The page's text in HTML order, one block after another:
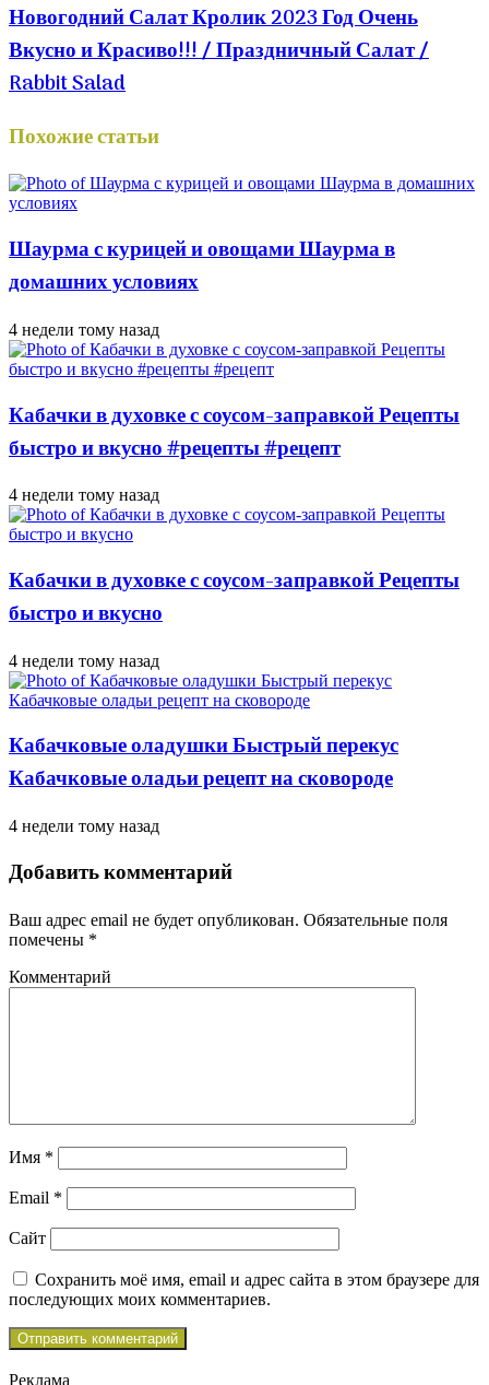
Новогодний Салат Кролик 2023 Год Очень
Вкусно и Красиво!!! / Праздничный Салат /
Rabbit Salad
Похожие статьи
Шаурма с курицей и овощами Шаурма в
домашних условиях
4 недели тому назад
Кабачки в духовке с соусом-заправкой Рецепты
быстро и вкусно #рецепты #рецепт
4 недели тому назад
Кабачки в духовке с соусом-заправкой Рецепты
быстро и вкусно
4 недели тому назад
Кабачковые оладушки Быстрый перекус
Кабачковые оладьи рецепт на сковороде
4 недели тому назад
Добавить комментарий
Ваш адрес email не будет опубликован. Обязательные поля
помечены *
Комментарий
Имя *
Email *
Сайт
Сохранить моё имя, email и адрес сайта в этом браузере для
последующих моих комментариев.